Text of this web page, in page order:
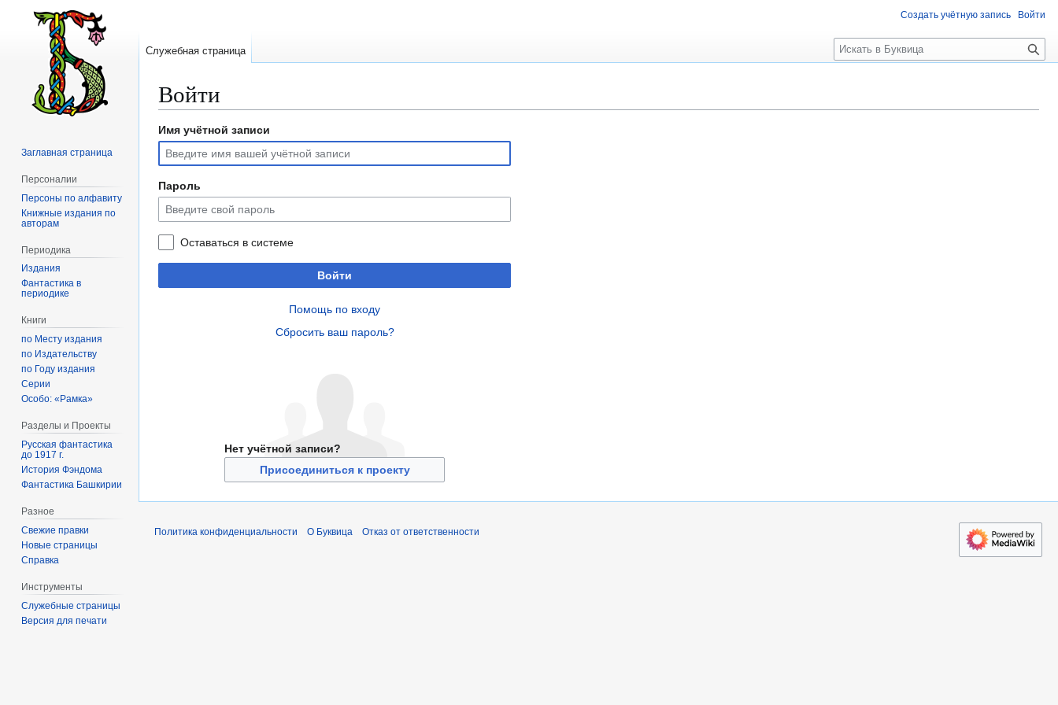
Войти
Перейти
навигации
Перейти
поиску
Имя учётной записи
Пароль
Оставаться в системе
Войти
Помощь по входу
Сбросить ваш пароль?
Нет учётной записи?
Присоединиться к проекту
Создать учётную запись Войти
Служебная страница
П
о
к
Заглавная страница
Персоналии
Персоны по алфавиту
Книжные издания по
авторам
Периодика
Издания
Фантастика в
периодике
Книги
по Месту издания
по Издательству
по Году издания
Серии
Особо: «Рамка»
Разделы и Проекты
Русская фантастика
до 1917 г.
История Фэндома
Фантастика Башкирии
Разное
Свежие правки
Новые страницы
Справка
Инструменты
Служебные страницы
Версия для печати
Политика конфиденциальности О Буквица Отказ от ответственности